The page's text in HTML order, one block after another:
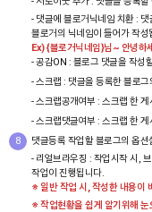
- 댓글에 블로거닉네임 치환 :
블로거의 닉네임이 들어가 작성
Ex) {블로거닉네임}님~ 안녕하
- 공감ON : 블로그 댓글을 작성
- 스크랩 : 댓글을 등록한 블로
- 스크랩공개여부 : 스크랩 한
- 스크랩댓글여부 : 스크랩 한
8
댓글등록 작업할 블로그의 옵션
- 리얼브라우징 : 작업시작 시,
작업이 진행됩니다.
※ 일반 작업 시, 작성한 내용이
※ 작업현황을 쉽게 알기위해